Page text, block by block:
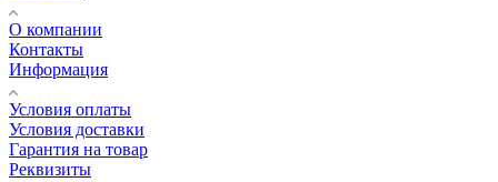
О компании
Контакты
Информация
Условия оплаты
Условия доставки
Гарантия на товар
Реквизиты